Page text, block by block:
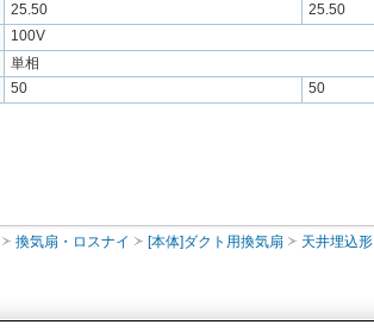
25.50
25.50
100V
単相
50 50
換気扇・ロスナイ [本体]ダクト用換気扇 天井埋込形